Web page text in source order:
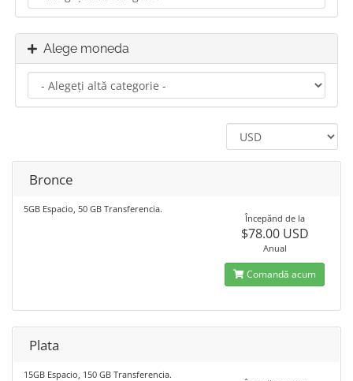
Alege moneda
Bronce
5GB Espacio, 50 GB Transferencia.
Începănd de la
$78.00 USD
Anual
Comandă acum
Plata
15GB Espacio, 150 GB Transferencia.